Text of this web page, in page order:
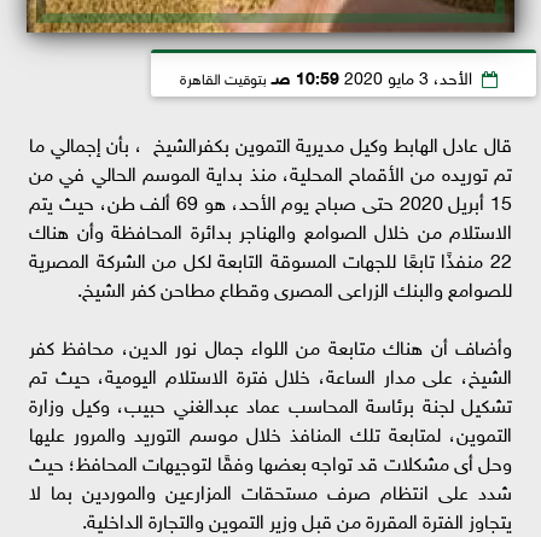
الأحد، 3 مايو 2020 10:59 صـ بتوقيت القاهرة
قال عادل الهابط وكيل مديرية التموين بكفرالشيخ ، بأن إجمالي ما
تم توريده من الأقماح المحلية، منذ بداية الموسم الحالي في من
15 أبريل 2020 حتى صباح يوم الأحد، هو 69 ألف طن، حيث يتم
الاستلام من خلال الصوامع والهناجر بدائرة المحافظة وأن هناك
22 منفذًا تابعًا للجهات المسوقة التابعة لكل من الشركة المصرية
للصوامع والبنك الزراعى المصرى وقطاع مطاحن كفر الشيخ.
وأضاف أن هناك متابعة من اللواء جمال نور الدين، محافظ كفر
الشيخ، على مدار الساعة، خلال فترة الاستلام اليومية، حيث تم
تشكيل لجنة برئاسة المحاسب عماد عبدالغني حبيب، وكيل وزارة
التموين، لمتابعة تلك المنافذ خلال موسم التوريد والمرور عليها
وحل أى مشكلات قد تواجه بعضها وفقًا لتوجيهات المحافظ؛ حيث
شدد على انتظام صرف مستحقات المزارعين والموردين بما لا
يتجاوز الفترة المقررة من قبل وزير التموين والتجارة الداخلية.